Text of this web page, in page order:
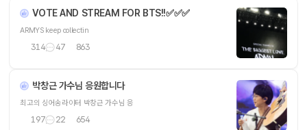
VOTE AND STREAM FOR BTS!!✅️✅️✅
ARMYS keep collectin
314 47 863
박창근 가수님 응원합니다
최고의 싱어송라이터 박창근 가수님 응
197 22 654